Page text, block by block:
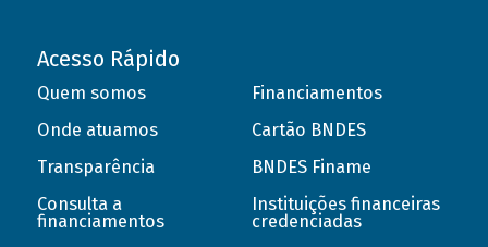
Acesso Rápido
Quem somos
Onde atuamos
Transparência
Consulta a
financiamentos
Financiamentos
Cartão BNDES
BNDES Finame
Instituições financeiras
credenciadas